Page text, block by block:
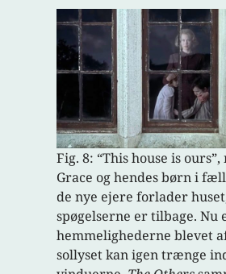
Fig. 8: “This house is ours”,
Grace og hendes børn i
de nye ejere forlader
spøgelserne er tilbage. Nu
hemmelighederne blevet
sollyset kan igen trænge